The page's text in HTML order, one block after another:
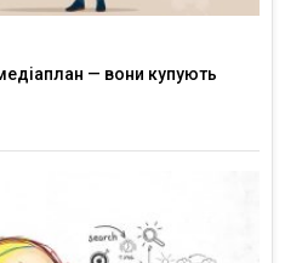
— вони купують